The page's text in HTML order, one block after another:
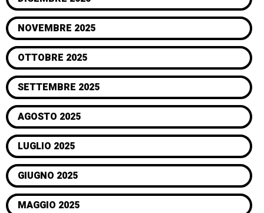
NOVEMBRE 2025
OTTOBRE 2025
SETTEMBRE 2025
AGOSTO 2025
LUGLIO 2025
GIUGNO 2025
MAGGIO 2025